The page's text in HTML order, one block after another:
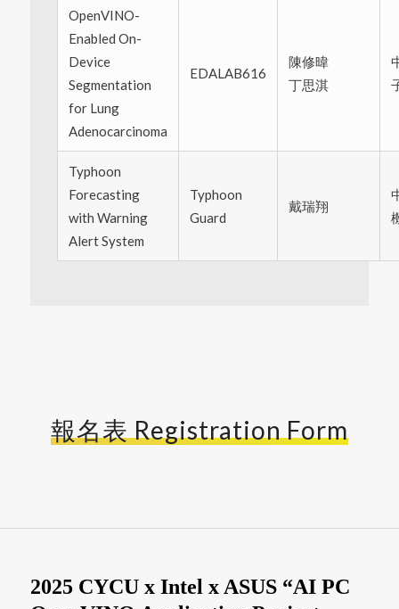
OpenVINO-
Enabled On-
Device
Segmentation
for Lung
Adenocarcinoma
EDALAB616
陳修暐
丁思淇
Typhoon
Forecasting
with Warning
Alert System
Typhoon
Guard
戴瑞翔
報名表 Registration Form